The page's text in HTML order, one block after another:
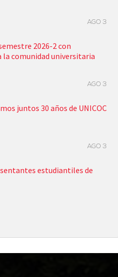
AGO 3
2026-2 con
comunidad universitaria
AGO 3
juntos 30 años de UNICOC
AGO 3
estudiantiles de